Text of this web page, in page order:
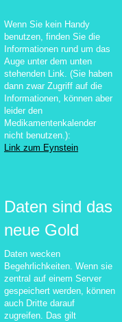
Wenn Sie kein Handy
benutzen, finden Sie die
Informationen rund um das
Auge unter dem unten
stehenden Link. (Sie haben
dann zwar Zugriff auf die
Informationen, können aber
leider den
Medikamentenkalender
nicht benutzen.):
Link zum Eynstein
Daten sind das
neue Gold
Daten wecken
Begehrlichkeiten. Wenn sie
zentral auf einem Server
gespeichert werden, können
auch Dritte darauf
zugreifen. Das gilt